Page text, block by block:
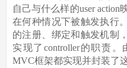
自己与什么样的user
在何种情况下被触发执行
的注册、绑定和触发机制
实现了controller的职责。
MVC框架都实现并封装了